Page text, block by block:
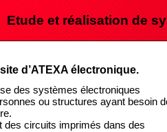
Etude et réalisation de
d’ATEXA électronique.
des systèmes électroniques
ou structures ayant besoin
des circuits imprimés dans des